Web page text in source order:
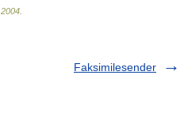
2004
Faksimilesender